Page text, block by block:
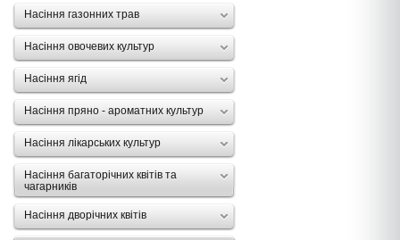
Насіння газонних трав
Насіння овочевих культур
Насіння ягід
Насіння пряно - ароматних культур
Насіння лікарських культур
Насіння багаторічних квітів та
чагарників
Насіння дворічних квітів